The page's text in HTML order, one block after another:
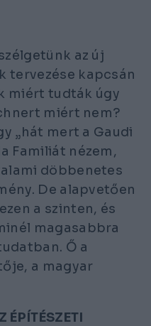
az új
tervezése kapcsán
miért tudták úgy
miért nem?
„hát mert a Gaudi
Familiát nézem,
döbbenetes
De alapvetően
a szinten, és
magasabbra
Ő a
a magyar
ÉPÍTÉSZETI